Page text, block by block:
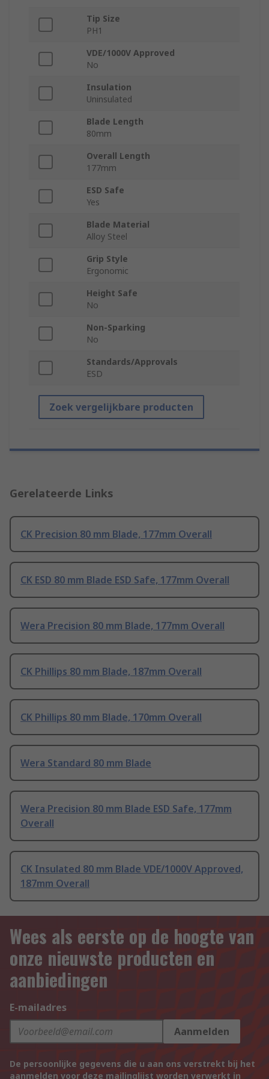
Tip Size
PH1
VDE/1000V Approved
No
Insulation
Uninsulated
Blade Length
80mm
Overall Length
177mm
ESD Safe
Yes
Blade Material
Alloy Steel
Grip Style
Ergonomic
Height Safe
No
Non-Sparking
No
Standards/Approvals
ESD
Zoek vergelijkbare producten
Gerelateerde Links
CK Precision 80 mm Blade, 177mm Overall
CK ESD 80 mm Blade ESD Safe, 177mm Overall
Wera Precision 80 mm Blade, 177mm Overall
CK Phillips 80 mm Blade, 187mm Overall
CK Phillips 80 mm Blade, 170mm Overall
Wera Standard 80 mm Blade
Wera Precision 80 mm Blade ESD Safe, 177mm
Overall
CK Insulated 80 mm Blade VDE/1000V Approved,
187mm Overall
Wees als eerste op de hoogte van
onze nieuwste producten en
aanbiedingen
E-mailadres
Aanmelden
De persoonlijke gegevens die u aan ons verstrekt bij het
aanmelden voor deze mailinglijst worden verwerkt in